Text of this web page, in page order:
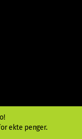
ekte penger.